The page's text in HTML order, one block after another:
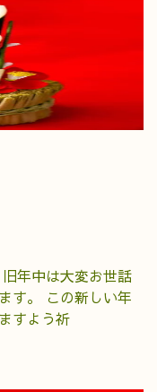
年中は大変お世話
す。 この新しい年
すよう祈